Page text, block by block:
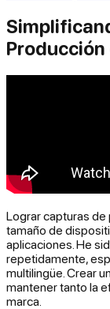
Lograr capturas de
tamaño de
aplicaciones. He
repetidamente,
multilingüe. Crear
mantener tanto la
marca.